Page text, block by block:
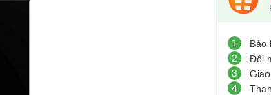
1 Bảo
2
Đổi
3
4